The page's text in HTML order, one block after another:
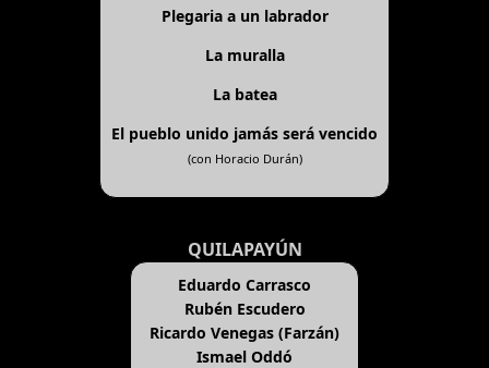
Plegaria a un labrador
La muralla
La batea
El pueblo unido jamás será vencido
(con Horacio Durán)
QUILAPAYÚN
Eduardo Carrasco
Rubén Escudero
Ricardo Venegas (Farzán)
Ismael Oddó